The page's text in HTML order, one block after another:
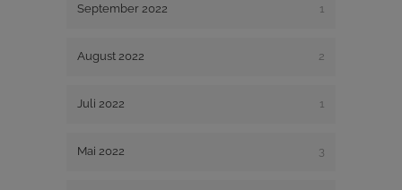
September 2022 1
August 2022 2
Juli 2022 1
Mai 2022 3